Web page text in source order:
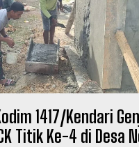
1417/Kendari
Titik Ke-4 di Desa